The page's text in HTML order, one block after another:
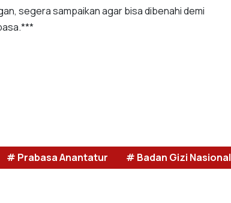
segera sampaikan agar bisa dibenahi demi
# Prabasa Anantatur
# Badan Gizi Nasional